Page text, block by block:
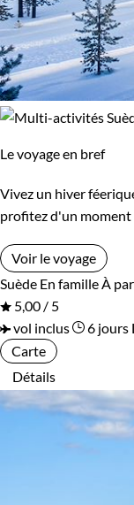
Le voyage en bref
Vivez un hiver
profitez d'un moment
Voir le voyage
Suède En familleÀ
5,00 / 5
vol inclus
6 jours
Carte
Détails